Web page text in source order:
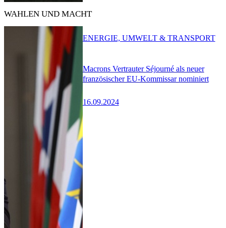
WAHLEN UND MACHT
Macrons Vertrauter Séjourné als neuer
französischer EU-Kommissar nominiert
16.09.2024
ENERGIE, UMWELT & TRANSPORT